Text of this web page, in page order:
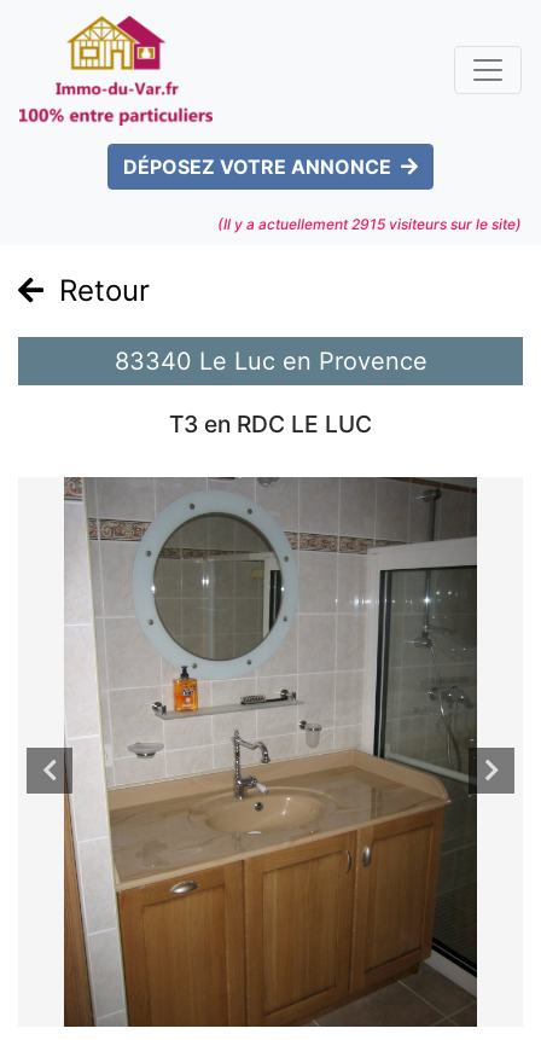
DÉPOSEZ VOTRE ANNONCE
(Il y a actuellement2915 visiteurs sur le site)
Retour
83340 Le Luc en Provence
T3 en RDC LE LUC